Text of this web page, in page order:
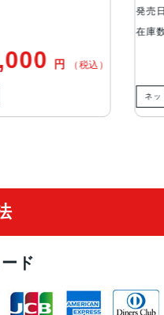
円 （税込）
発売
在庫
ネッ
ド